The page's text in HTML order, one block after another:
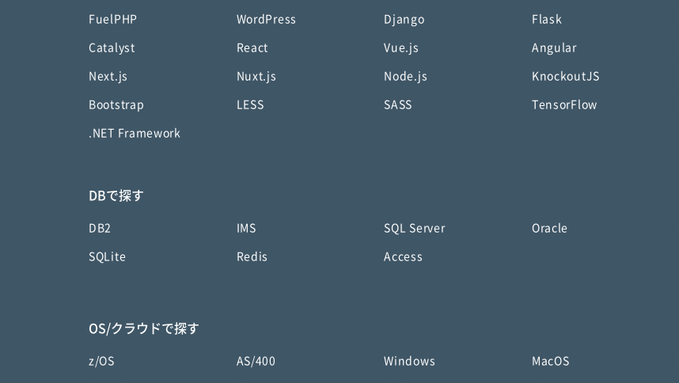
FuelPHP WordPress Django Flask
Catalyst React Vue.js Angular
Next.js Nuxt.js Node.js KnockoutJS
Bootstrap LESS SASS TensorFlow
.NET Framework
DBで探す
DB2 IMS SQL Server Oracle
SQLite Redis Access
OS/クラウドで探す
z/OS AS/400 Windows MacOS